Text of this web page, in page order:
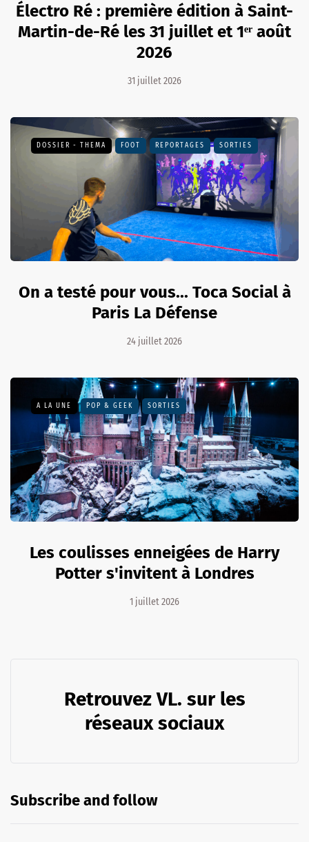
Électro Ré : première édition à Saint-
Martin-de-Ré les 31 juillet et 1ᵉʳ août
2026
31 juillet 2026
DOSSIER - THEMA FOOT REPORTAGES SORTIES
On a testé pour vous... Toca Social à
Paris La Défense
24 juillet 2026
A LA UNE POP & GEEK SORTIES
Les coulisses enneigées de Harry
Potter s'invitent à Londres
1 juillet 2026
Retrouvez VL. sur les
réseaux sociaux
Subscribe and follow